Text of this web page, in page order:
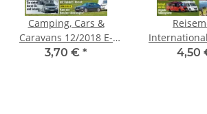
Camping, Cars &
Caravans 12/2018 E-
Paper
3,70 € *
E-
4,50